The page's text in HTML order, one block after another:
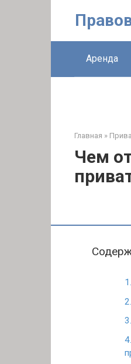
Аренда
Главная »
Чем